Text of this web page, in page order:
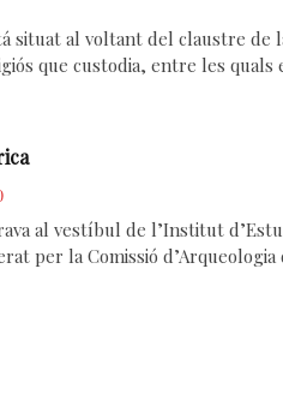
situat al voltant del claustre de
que custodia, entre les
al vestíbul de l’Institut
per la Comissió